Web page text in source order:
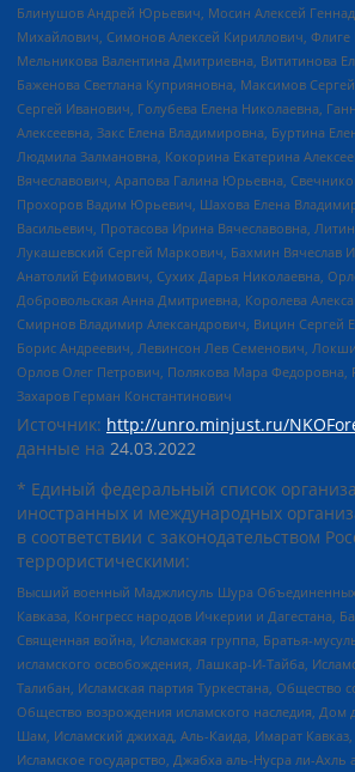
Блинушов Андрей Юрьевич, Мосин Алексей
Михайлович, Симонов Алексей Кириллович, Флиге
Мельникова Валентина Дмитриевна, Вититинова
Баженова Светлана Куприяновна, Максимов
Сергей Иванович, Голубева Елена Николаевна,
Алексеевна, Закс Елена Владимировна, Буртина
Людмила Залмановна, Кокорина Екатерина
Вячеславович, Арапова Галина Юрьевна,
Прохоров Вадим Юрьевич, Шахова Елена
Васильевич, Протасова Ирина Вячеславовна,
Лукашевский Сергей Маркович, Бахмин Вячеслав
Анатолий Ефимович, Сухих Дарья Николаевна,
Добровольская Анна Дмитриевна, Королева
Смирнов Владимир Александрович, Вицин Сергей
Борис Андреевич, Левинсон Лев Семенович,
Орлов Олег Петрович, Полякова Мара Федоровна,
Захаров Герман Константинович
Источник: http://unro.minjust.ru/
данные на 24.03.2022
* Единый федеральный список
иностранных и международных
в соответствии с законодательством
террористическими:
Высший военный Маджлисуль Шура
Кавказа, Конгресс народов Ичкерии и Дагестана,
Священная война, Исламская группа, Братья-
исламского освобождения, Лашкар-И-Тайба,
Талибан, Исламская партия Туркестана, Общество
Общество возрождения исламского наследия, Дом
Шам, Исламский джихад, Аль-Каида, Имарат
Исламское государство, Джабха аль-Нусра ли-